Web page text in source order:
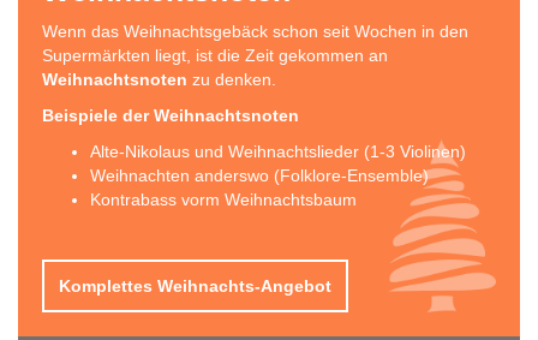
Wenn das Weihnachtsgebäck schon seit Wochen in den
Supermärkten liegt, ist die Zeit gekommen an
Weihnachtsnoten zu denken.
Beispiele der Weihnachtsnoten
Alte-Nikolaus und Weihnachtslieder (1-3 Violinen)
Weihnachten anderswo (Folklore-Ensemble)
Kontrabass vorm Weihnachtsbaum
Komplettes Weihnachts-Angebot